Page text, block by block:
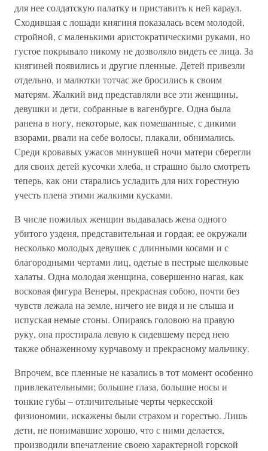
для нее солдатскую палатку и приставить к ней караул.
Сходившая с лошади княгиня показалась всем молодой,
стройной, с маленькими аристократическими руками, но
густое покрывало никому не дозволяло видеть ее лица. За
княгиней появились и другие пленные. Детей привезли
отдельно, и малютки тотчас же бросились к своим
матерям. Жалкий вид представляли все эти женщины,
девушки и дети, собранные в вагенбурге. Одна была
ранена в ногу, некоторые, как помешанные, с дикими
взорами, рвали на себе волосы, плакали, обнимались.
Среди кровавых ужасов минувшей ночи матери сберегли
для своих детей кусочки хлеба, и страшно было смотреть
теперь, как они старались усладить для них горестную
учесть плена этими жалкими кусками.
В числе пожилых женщин выдавалась жена одного
убитого узденя, представительная и гордая; ее окружали
несколько молодых девушек с длинными косами и с
благородными чертами лиц, одетые в пестрые шелковые
халаты. Одна молодая женщина, совершенно нагая, как
восковая фигура Венеры, прекрасная собою, почти без
чувств лежала на земле, ничего не видя и не слыша и
испуская немые стоны. Опираясь головою на правую
руку, она простирала левую к сидевшему перед нею
также обнаженному курчавому и прекрасному мальчику.
Впрочем, все пленные не казались в тот момент особенно
привлекательными; большие глаза, большие носы и
тонкие губы – отличительные черты черкесской
физиономии, искажены были страхом и горестью. Лишь
дети, не понимавшие хорошо, что с ними делается,
производили впечатление своею характерной горской